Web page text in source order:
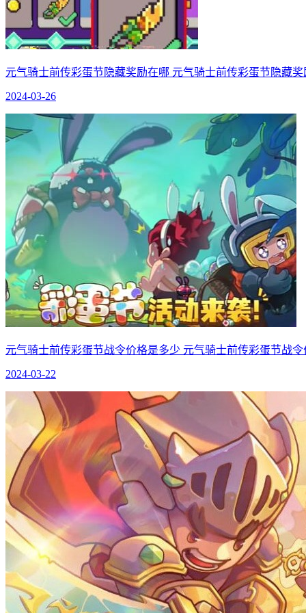
元气骑士前传彩蛋节隐藏奖励在哪 元气骑士前传彩蛋节隐藏奖
2024-03-26
元气骑士前传彩蛋节战令价格是多少 元气骑士前传彩蛋节战
2024-03-22